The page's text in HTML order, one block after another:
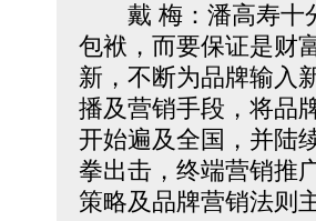
戴 梅：潘高寿十
包袱，而要保证是财
新，不断为品牌输入
播及营销手段，将品
开始遍及全国，并陆
拳出击，终端营销推
策略及品牌营销法则